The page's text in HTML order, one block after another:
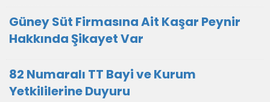
Güney Süt Firmasına Ait Kaşar Peynir
Hakkında Şikayet Var
82 Numaralı TT Bayi ve Kurum
Yetkililerine Duyuru